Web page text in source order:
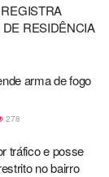
RESIDÊNCIA
arma de fogo
278
tráfico e posse
no bairro